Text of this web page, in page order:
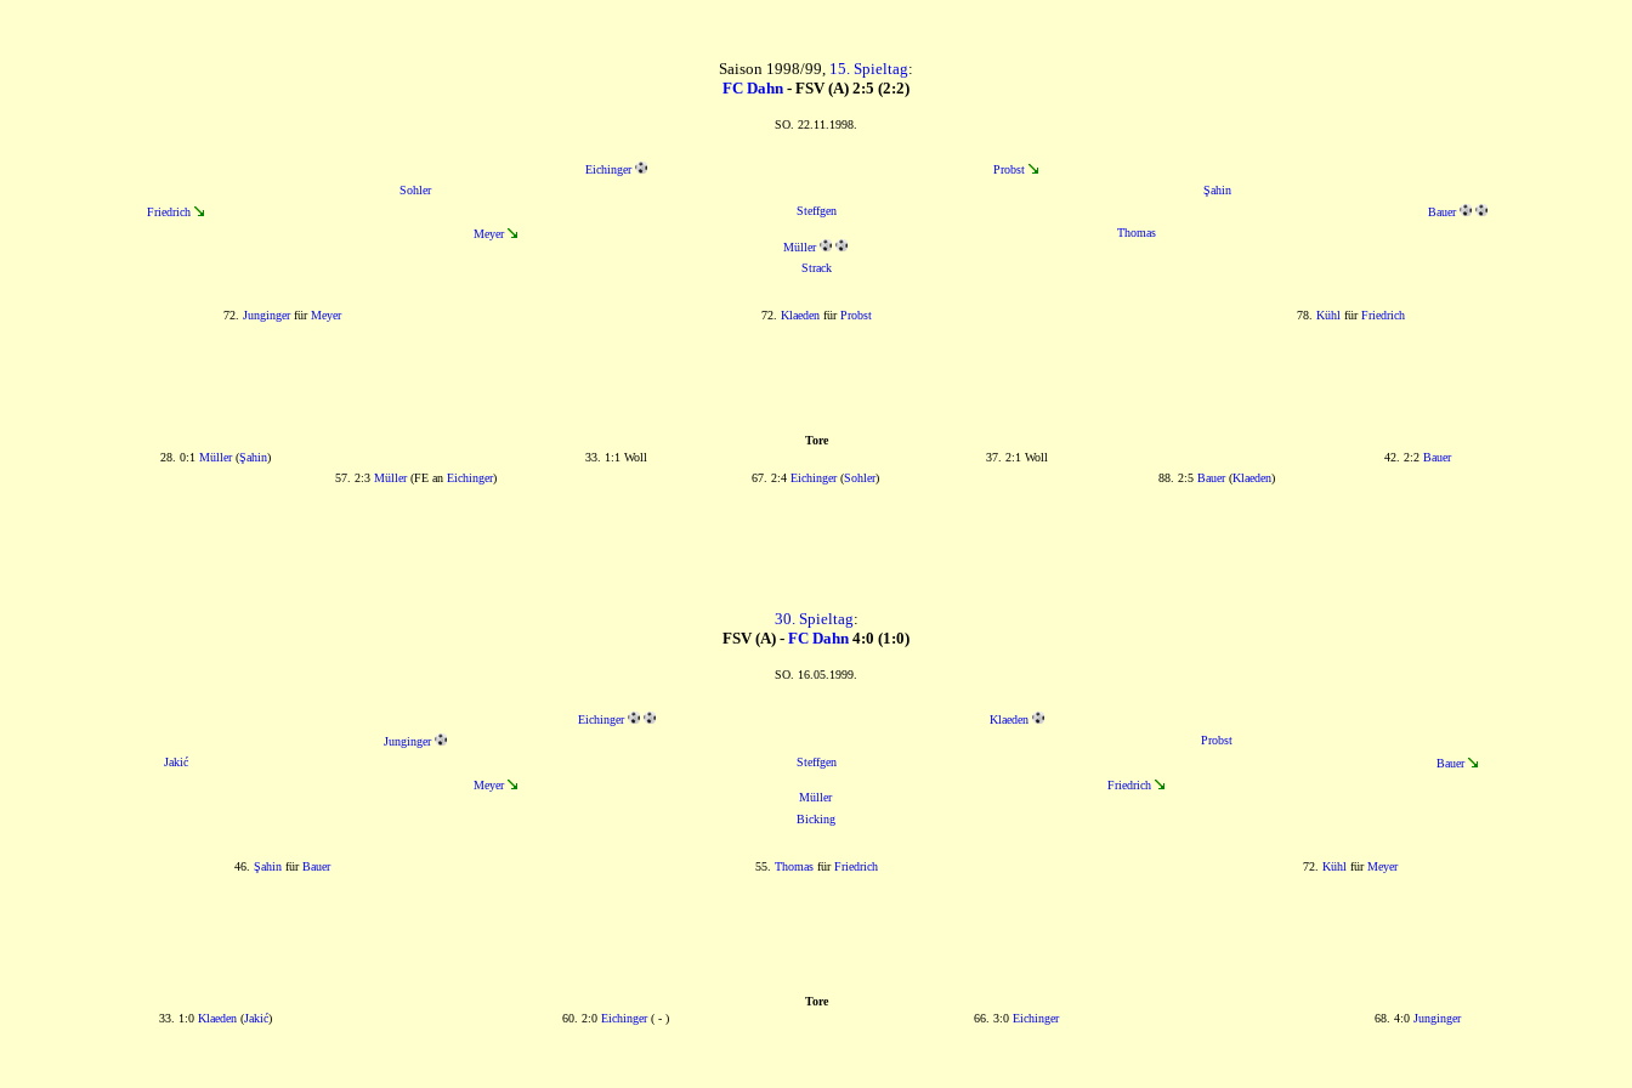
Saison 1998/99, 15. Spieltag:
FC Dahn - FSV (A) 2:5 (2:2)
SO. 22.11.1998.
Eichinger
Probst
Sohler
Şahin
Friedrich
Steffgen
Bauer
Meyer
Müller
Thomas
Strack
72. JungingerfürMeyer 72. KlaedenfürProbst 78. Kühl fürFriedrich
Tore
28. 0:1 Müller(Şahin) 33. 1:1 Woll 37. 2:1 Woll 42. 2:2 Bauer
57. 2:3 Müller(FE an Eichinger) 67. 2:4 Eichinger(Sohler) 88. 2:5 Bauer(Klaeden)
30. Spieltag:
FSV (A) - FC Dahn 4:0 (1:0)
SO. 16.05.1999.
Eichinger
Klaeden
Junginger
Probst
Jakić
Steffgen
Bauer
Meyer
Müller
Friedrich
Bicking
46. ŞahinfürBauer 55. ThomasfürFriedrich 72. Kühl fürMeyer
Tore
33. 1:0 Klaeden(Jakić) 60. 2:0 Eichinger( - ) 66. 3:0 Eichinger 68. 4:0 Junginger